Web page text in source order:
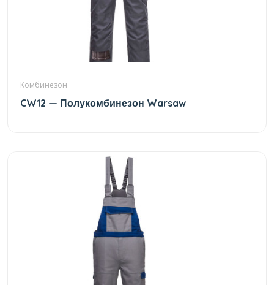
Комбинезон
CW12 — Полукомбинезон Warsaw